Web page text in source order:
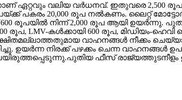
ഏറ്റവും വലിയ വര്‍ധനവ്. ഇതുവരെ 2,500
പകരം 20,000 രൂപ നല്‍കണം. ലൈറ്റ്
രൂപയില്‍ നിന്ന് 2,000 രൂപ ആയി ഉയര്‍ന്നു.
രൂപ, LMV-കള്‍ക്കായി 600 രൂപ, മിഡിയം-
വാഹനങ്ങള്‍ നീക്കം
ഉയര്‍ന്ന നിരക്ക് പഴക്കം ചെന്ന വാഹനങ്ങള്‍
ഫീസ്